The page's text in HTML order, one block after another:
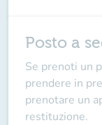
Posto a
Se prenoti un
prendere in
prenotare un
restituzione.